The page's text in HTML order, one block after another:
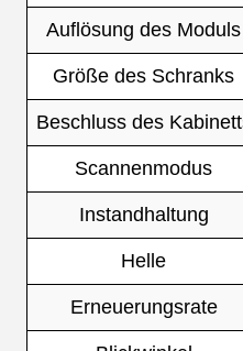
Auflösung des Moduls
Größe des Schranks
Beschluss des
Scannenmodus
Instandhaltung
Helle
Erneuerungsrate